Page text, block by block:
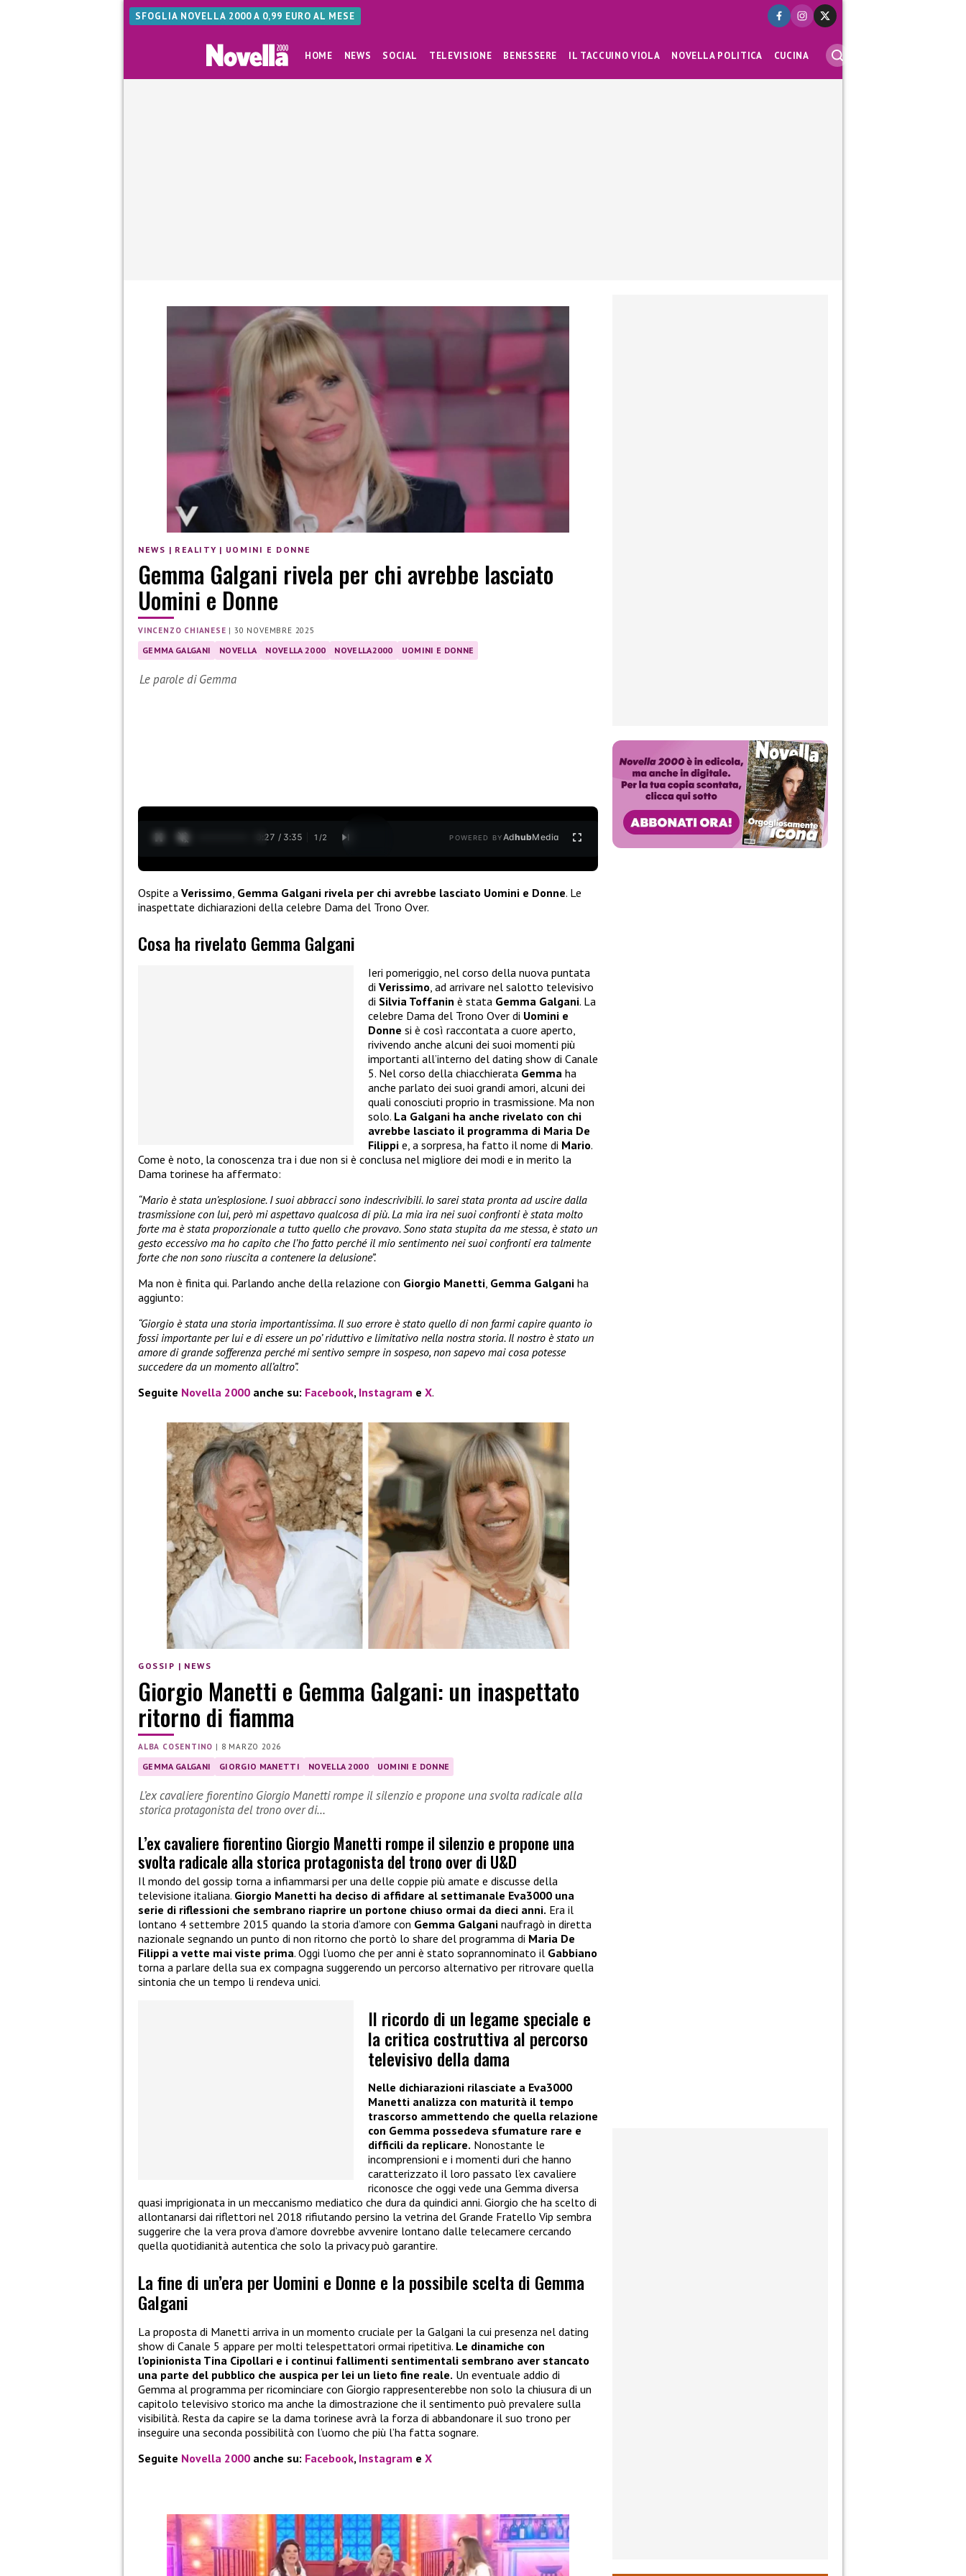
SFOGLIA NOVELLA 2000 A 0,99 EURO AL MESE
HOME NEWS SOCIAL TELEVISIONE BENESSERE IL TACCUINO VIOLA NOVELLA POLITICA CUCINA
NEWS | REALITY | UOMINI E DONNE
Gemma Galgani rivela per chi avrebbe lasciato
Uomini e Donne
VINCENZO CHIANESE |30 NOVEMBRE 2025
GEMMA GALGANI NOVELLA NOVELLA 2000 NOVELLA2000 UOMINI E DONNE
Le parole di Gemma
0:28 / 3:35 1 /2 POWERED BYAdhubMedia
Ospite a Verissimo Gemma Galgani rivela per chi avrebbe lasciato Uomini e Donne. Le
inaspettate dichiarazioni della celebre Dama del Trono Over.
Cosa ha rivelato Gemma Galgani
Ieri pomeriggio, nel corso della nuova puntata
di Verissimo, ad arrivare nel salotto televisivo
di Silvia Toffanin è stata Gemma Galgani. La
celebre Dama del Trono Over di Uomini e
Donne si è così raccontata a cuore aperto,
rivivendo anche alcuni dei suoi momenti più
importanti all’interno del dating show di Canale
5. Nel corso della chiacchierata Gemma ha
anche parlato dei suoi grandi amori, alcuni dei
quali conosciuti proprio in trasmissione. Ma non
solo. La Galgani ha anche rivelato con chi
avrebbe lasciato il programma di Maria De
Filippi e, a sorpresa, ha fatto il nome di Mario.
Come è noto, la conoscenza tra i due non si è conclusa nel migliore dei modi e in merito la
Dama torinese ha affermato:
“Mario è stata un’esplosione. I suoi abbracci sono indescrivibili. Io sarei stata pronta ad uscire dalla
trasmissione con lui, però mi aspettavo qualcosa di più. La mia ira nei suoi confronti è stata molto
forte ma è stata proporzionale a tutto quello che provavo. Sono stata stupita da me stessa, è stato un
gesto eccessivo ma ho capito che l’ho fatto perché il mio sentimento nei suoi confronti era talmente
forte che non sono riuscita a contenere la delusione”.
Ma non è finita qui. Parlando anche della relazione con Giorgio Manetti, Gemma Galgani ha
aggiunto:
“Giorgio è stata una storia importantissima. Il suo errore è stato quello di non farmi capire quanto io
fossi importante per lui e di essere un po’ riduttivo e limitativo nella nostra storia. Il nostro è stato un
amore di grande sofferenza perché mi sentivo sempre in sospeso, non sapevo mai cosa potesse
succedere da un momento all’altro”.
Seguite Novella 2000 anche su: Facebook, Instagram e X.
GOSSIP | NEWS
Giorgio Manetti e Gemma Galgani: un inaspettato
ritorno di fiamma
ALBA COSENTINO | 8 MARZO 2026
GEMMA GALGANI GIORGIO MANETTI NOVELLA 2000 UOMINI E DONNE
L’ex cavaliere fiorentino Giorgio Manetti rompe il silenzio e propone una svolta radicale alla
storica protagonista del trono over di…
L’ex cavaliere fiorentino Giorgio Manetti rompe il silenzio e propone una
svolta radicale alla storica protagonista del trono over di U&D
Il mondo del gossip torna a infiammarsi per una delle coppie più amate e discusse della
televisione italiana. Giorgio Manetti ha deciso di affidare al settimanale Eva3000 una
serie di riflessioni che sembrano riaprire un portone chiuso ormai da dieci anni. Era il
lontano 4 settembre 2015 quando la storia d’amore con Gemma Galgani naufragò in diretta
nazionale segnando un punto di non ritorno che portò lo share del programma di Maria De
Filippi a vette mai viste prima. Oggi l’uomo che per anni è stato soprannominato il Gabbiano
torna a parlare della sua ex compagna suggerendo un percorso alternativo per ritrovare quella
sintonia che un tempo li rendeva unici.
Il ricordo di un legame speciale e
la critica costruttiva al percorso
televisivo della dama
Nelle dichiarazioni rilasciate a Eva3000
Manetti analizza con maturità il tempo
trascorso ammettendo che quella relazione
con Gemma possedeva sfumature rare e
difficili da replicare. Nonostante le
incomprensioni e i momenti duri che hanno
caratterizzato il loro passato l’ex cavaliere
riconosce che oggi vede una Gemma diversa
quasi imprigionata in un meccanismo mediatico che dura da quindici anni. Giorgio che ha scelto di
allontanarsi dai riflettori nel 2018 rifiutando persino la vetrina del Grande Fratello Vip sembra
suggerire che la vera prova d’amore dovrebbe avvenire lontano dalle telecamere cercando
quella quotidianità autentica che solo la privacy può garantire.
La fine di un’era per Uomini e Donne e la possibile scelta di Gemma
Galgani
La proposta di Manetti arriva in un momento cruciale per la Galgani la cui presenza nel dating
show di Canale 5 appare per molti telespettatori ormai ripetitiva. Le dinamiche con
l’opinionista Tina Cipollari e i continui fallimenti sentimentali sembrano aver stancato
una parte del pubblico che auspica per lei un lieto fine reale. Un eventuale addio di
Gemma al programma per ricominciare con Giorgio rappresenterebbe non solo la chiusura di un
capitolo televisivo storico ma anche la dimostrazione che il sentimento può prevalere sulla
visibilità. Resta da capire se la dama torinese avrà la forza di abbandonare il suo trono per
inseguire una seconda possibilità con l’uomo che più l’ha fatta sognare.
Seguite Novella 2000 anche su: Facebook, Instagram e X